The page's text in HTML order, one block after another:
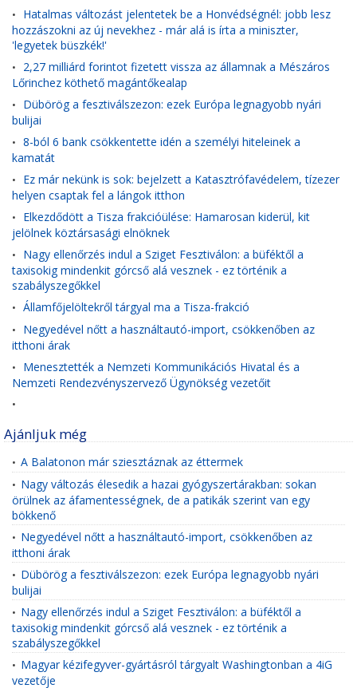
• Hatalmas változást jelentetek be a Honvédségnél: jobb lesz
hozzászokni az új nevekhez - már alá is írta a miniszter,
'legyetek büszkék!'
• 2,27 milliárd forintot fizetett vissza az államnak a Mészáros
Lőrinchez köthető magántőkealap
• Dübörög a fesztiválszezon: ezek Európa legnagyobb nyári
bulijai
• 8-ból 6 bank csökkentette idén a személyi hiteleinek a
kamatát
• Ez már nekünk is sok: bejelzett a Katasztrófavédelem, tízezer
helyen csaptak fel a lángok itthon
• Elkezdődött a Tisza frakcióülése: Hamarosan kiderül, kit
jelölnek köztársasági elnöknek
• Nagy ellenőrzés indul a Sziget Fesztiválon: a büféktől a
taxisokig mindenkit górcső alá vesznek - ez történik a
szabályszegőkkel
• Államfőjelöltekről tárgyal ma a Tisza-frakció
• Negyedével nőtt a használtautó-import, csökkenőben az
itthoni árak
• Menesztették a Nemzeti Kommunikációs Hivatal és a
Nemzeti Rendezvényszervező Ügynökség vezetőit
•
Ajánljuk még
• A Balatonon már sziesztáznak az éttermek
• Nagy változás élesedik a hazai gyógyszertárakban: sokan
örülnek az áfamentességnek, de a patikák szerint van egy
bökkenő
• Negyedével nőtt a használtautó-import, csökkenőben az
itthoni árak
• Dübörög a fesztiválszezon: ezek Európa legnagyobb nyári
bulijai
• Nagy ellenőrzés indul a Sziget Fesztiválon: a büféktől a
taxisokig mindenkit górcső alá vesznek - ez történik a
szabályszegőkkel
• Magyar kézifegyver-gyártásról tárgyalt Washingtonban a 4iG
vezetője